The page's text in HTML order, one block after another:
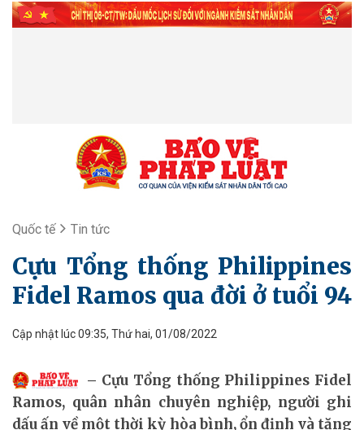
Quốc tế Tin tức
Cựu Tổng thống Philippines
Fidel Ramos qua đời ở tuổi 94
Cập nhật lúc 09:35, Thứ hai, 01/08/2022
Cựu Tổng thống Philippines Fidel
Ramos, quân nhân chuyên nghiệp, người ghi
dấu ấn về một thời kỳ hòa bình, ổn định và tăng